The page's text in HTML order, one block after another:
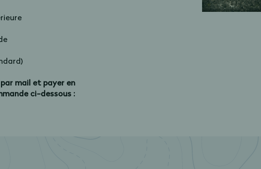
mail et payer en
ci-dessous :